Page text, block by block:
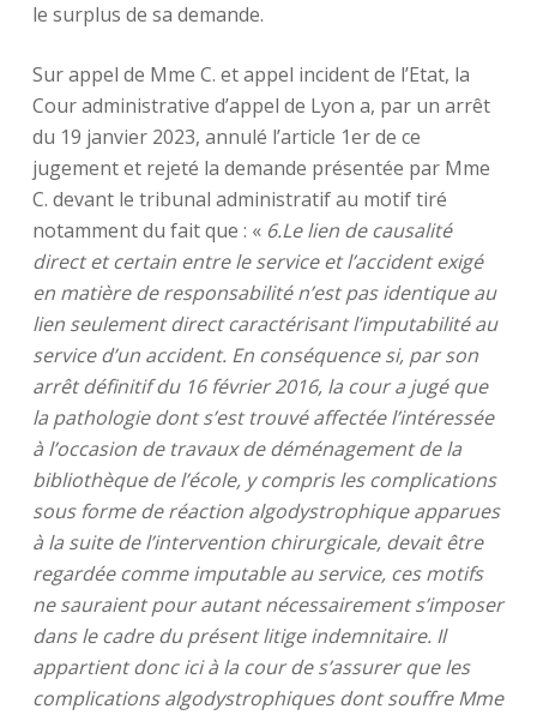
le surplus de sa demande.
Sur appel de Mme C. et appel incident de l’Etat, la
Cour administrative d’appel de Lyon a, par un arrêt
du 19 janvier 2023, annulé l’article 1er de ce
jugement et rejeté la demande présentée par Mme
C. devant le tribunal administratif au motif tiré
notamment du fait que : « 6.Le lien de causalité
direct et certain entre le service et l’accident exigé
en matière de responsabilité n’est pas identique au
lien seulement direct caractérisant l’imputabilité au
service d’un accident. En conséquence si, par son
arrêt définitif du 16 février 2016, la cour a jugé que
la pathologie dont s’est trouvé affectée l’intéressée
à l’occasion de travaux de déménagement de la
bibliothèque de l’école, y compris les complications
sous forme de réaction algodystrophique apparues
à la suite de l’intervention chirurgicale, devait être
regardée comme imputable au service, ces motifs
ne sauraient pour autant nécessairement s’imposer
dans le cadre du présent litige indemnitaire. Il
appartient donc ici à la cour de s’assurer que les
complications algodystrophiques dont souffre Mme